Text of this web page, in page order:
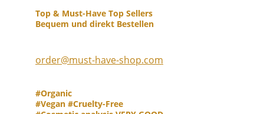
Top & Must-Have Top Sellers
Bequem und direkt Bestellen
order@must-have-shop.com
#Organic
#Vegan #Cruelty-Free